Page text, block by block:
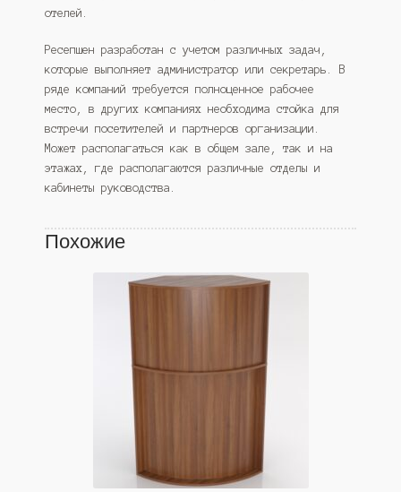
отелей.
Ресепшен разработан с учетом различных задач,
которые выполняет администратор или секретарь. В
ряде компаний требуется полноценное рабочее
место, в других компаниях необходима стойка для
встречи посетителей и партнеров организации.
Может располагаться как в общем зале, так и на
этажах, где располагаются различные отделы и
кабинеты руководства.
Похожие